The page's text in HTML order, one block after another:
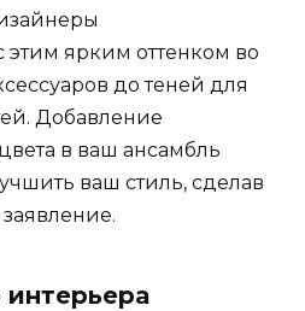
ярким оттенком во
до теней для
Добавление
в ваш ансамбль
ваш стиль, сделав